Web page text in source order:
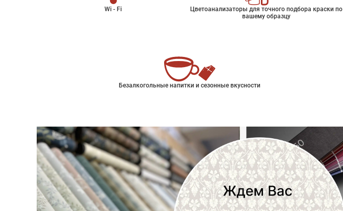
Wi - Fi
Цветоанализаторы для точного подбора краски по
вашему образцу
Безалкогольные напитки и сезонные вкусности